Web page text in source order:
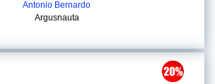
Antonio Bernardo
Argusnauta